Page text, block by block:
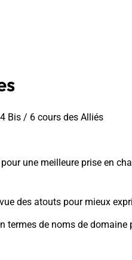
Bis / 6 cours des Alliés
une meilleure prise en
des atouts pour mieux
termes de noms de